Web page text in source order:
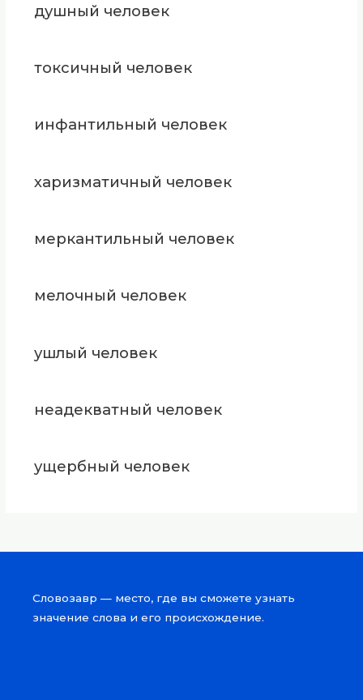
душный человек
токсичный человек
инфантильный человек
харизматичный человек
меркантильный человек
мелочный человек
ушлый человек
неадекватный человек
ущербный человек
Словозавр — место, где вы сможете узнать
значение слова и его происхождение.